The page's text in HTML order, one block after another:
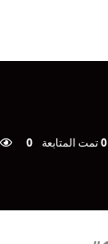
0تمت المتابعة 0